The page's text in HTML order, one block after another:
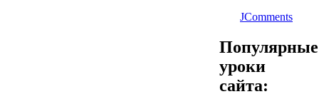
JComments
Популярные
уроки
сайта: